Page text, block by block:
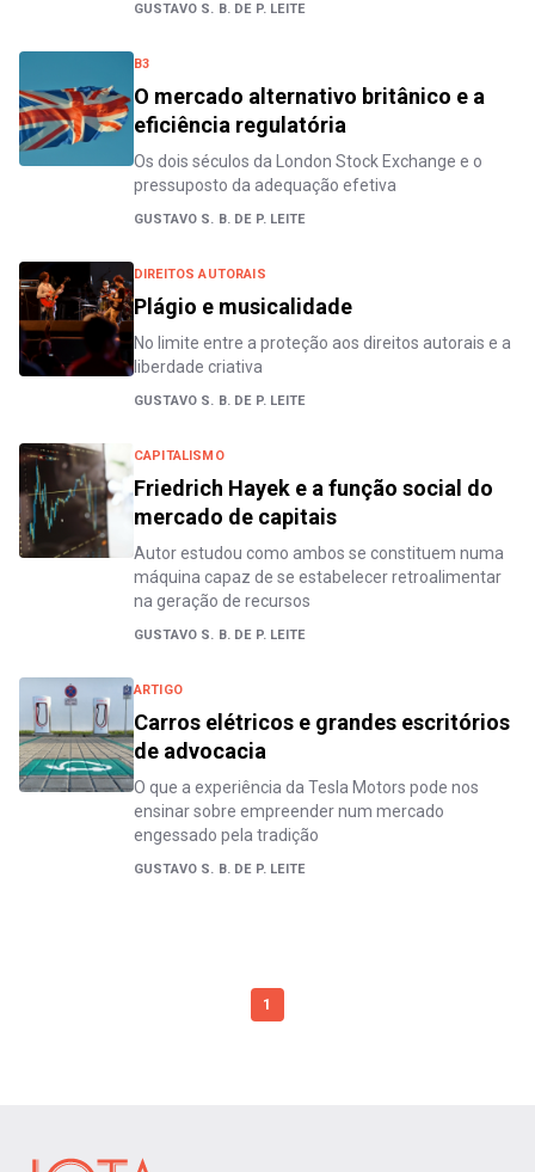
GUSTAVO S. B. DE P. LEITE
B3
O mercado alternativo britânico e a
eficiência regulatória
Os dois séculos da London Stock Exchange e o
pressuposto da adequação efetiva
GUSTAVO S. B. DE P. LEITE
DIREITOS AUTORAIS
Plágio e musicalidade
No limite entre a proteção aos direitos autorais e a
liberdade criativa
GUSTAVO S. B. DE P. LEITE
CAPITALISMO
Friedrich Hayek e a função social do
mercado de capitais
Autor estudou como ambos se constituem numa
máquina capaz de se estabelecer retroalimentar
na geração de recursos
GUSTAVO S. B. DE P. LEITE
ARTIGO
Carros elétricos e grandes escritórios
de advocacia
O que a experiência da Tesla Motors pode nos
ensinar sobre empreender num mercado
engessado pela tradição
GUSTAVO S. B. DE P. LEITE
1